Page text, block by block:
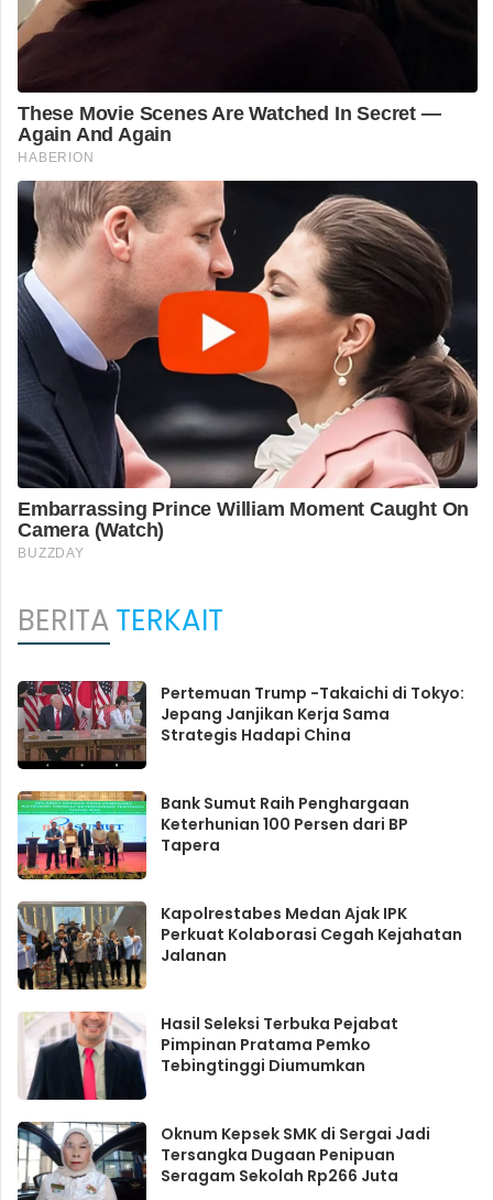
BERITATERKAIT
Pertemuan Trump -Takaichi di Tokyo:
Jepang Janjikan Kerja Sama
Strategis Hadapi China
Bank Sumut Raih Penghargaan
Keterhunian 100 Persen dari BP
Tapera
Kapolrestabes Medan Ajak IPK
Perkuat Kolaborasi Cegah Kejahatan
Jalanan
Hasil Seleksi Terbuka Pejabat
Pimpinan Pratama Pemko
Tebingtinggi Diumumkan
Oknum Kepsek SMK di Sergai Jadi
Tersangka Dugaan Penipuan
Seragam Sekolah Rp266 Juta